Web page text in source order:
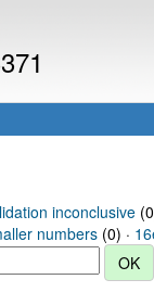
inconclusive
numbers (0) ·